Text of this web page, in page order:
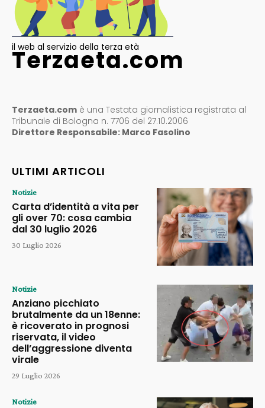
il web al servizio della terza età
Terzaeta.com
Terzaeta.com è una Testata giornalistica registrata al
Tribunale di Bologna n. 7706 del 27.10.2006
Direttore Responsabile: Marco Fasolino
ULTIMI ARTICOLI
Notizie
Carta d’identità a vita per
gli over 70: cosa cambia
dal 30 luglio 2026
30 Luglio 2026
Notizie
Anziano picchiato
brutalmente da un 18enne:
è ricoverato in prognosi
riservata, il video
dell’aggressione diventa
virale
29 Luglio 2026
Notizie